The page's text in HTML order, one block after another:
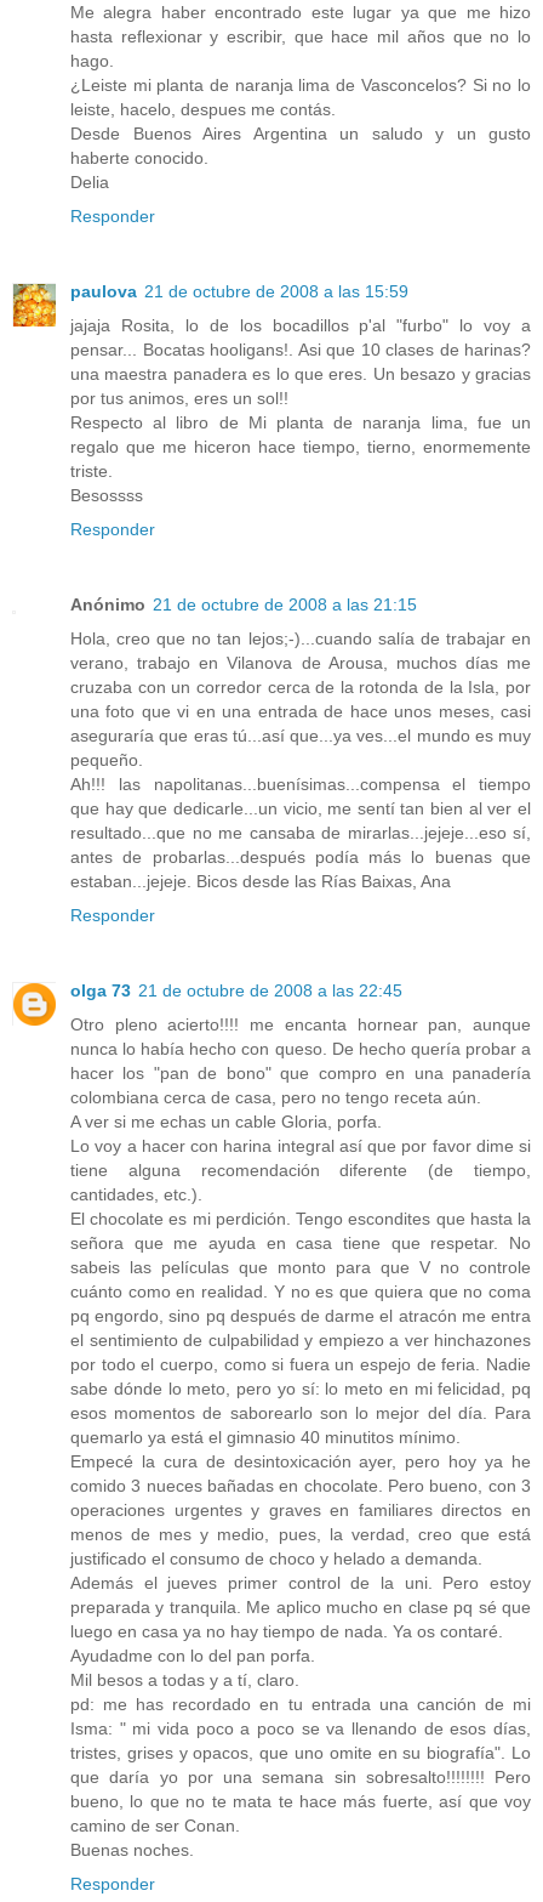
Me alegra haber encontrado este lugar ya que me hizo
hasta reflexionar y escribir, que hace mil años que no lo
hago.
¿Leiste mi planta de naranja lima de Vasconcelos? Si no lo
leiste, hacelo, despues me contás.
Desde Buenos Aires Argentina un saludo y un gusto
haberte conocido.
Delia
Responder
paulova 21 de octubre de 2008 a las 15:59
jajaja Rosita, lo de los bocadillos p'al "furbo" lo voy a
pensar... Bocatas hooligans!. Asi que 10 clases de harinas?
una maestra panadera es lo que eres. Un besazo y gracias
por tus animos, eres un sol!!
Respecto al libro de Mi planta de naranja lima, fue un
regalo que me hiceron hace tiempo, tierno, enormemente
triste.
Besossss
Responder
Anónimo 21 de octubre de 2008 a las 21:15
Hola, creo que no tan lejos;-)...cuando salía de trabajar en
verano, trabajo en Vilanova de Arousa, muchos días me
cruzaba con un corredor cerca de la rotonda de la Isla, por
una foto que vi en una entrada de hace unos meses, casi
aseguraría que eras tú...así que...ya ves...el mundo es muy
pequeño.
Ah!!! las napolitanas...buenísimas...compensa el tiempo
que hay que dedicarle...un vicio, me sentí tan bien al ver el
resultado...que no me cansaba de mirarlas...jejeje...eso sí,
antes de probarlas...después podía más lo buenas que
estaban...jejeje. Bicos desde las Rías Baixas, Ana
Responder
olga 73 21 de octubre de 2008 a las 22:45
Otro pleno acierto!!!! me encanta hornear pan, aunque
nunca lo había hecho con queso. De hecho quería probar a
hacer los "pan de bono" que compro en una panadería
colombiana cerca de casa, pero no tengo receta aún.
A ver si me echas un cable Gloria, porfa.
Lo voy a hacer con harina integral así que por favor dime si
tiene alguna recomendación diferente (de tiempo,
cantidades, etc.).
El chocolate es mi perdición. Tengo escondites que hasta la
señora que me ayuda en casa tiene que respetar. No
sabeis las películas que monto para que V no controle
cuánto como en realidad. Y no es que quiera que no coma
pq engordo, sino pq después de darme el atracón me entra
el sentimiento de culpabilidad y empiezo a ver hinchazones
por todo el cuerpo, como si fuera un espejo de feria. Nadie
sabe dónde lo meto, pero yo sí: lo meto en mi felicidad, pq
esos momentos de saborearlo son lo mejor del día. Para
quemarlo ya está el gimnasio 40 minutitos mínimo.
Empecé la cura de desintoxicación ayer, pero hoy ya he
comido 3 nueces bañadas en chocolate. Pero bueno, con 3
operaciones urgentes y graves en familiares directos en
menos de mes y medio, pues, la verdad, creo que está
justificado el consumo de choco y helado a demanda.
Además el jueves primer control de la uni. Pero estoy
preparada y tranquila. Me aplico mucho en clase pq sé que
luego en casa ya no hay tiempo de nada. Ya os contaré.
Ayudadme con lo del pan porfa.
Mil besos a todas y a tí, claro.
pd: me has recordado en tu entrada una canción de mi
Isma: " mi vida poco a poco se va llenando de esos días,
tristes, grises y opacos, que uno omite en su biografía". Lo
que daría yo por una semana sin sobresalto!!!!!!!! Pero
bueno, lo que no te mata te hace más fuerte, así que voy
camino de ser Conan.
Buenas noches.
Responder